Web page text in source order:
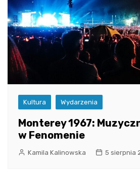
Kultura Wydarzenia
Monterey 1967:
w Fenomenie
Kamila Kalinowska 5 sierpnia